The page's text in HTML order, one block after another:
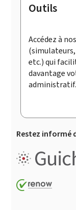
Pied
page
Outils
Accédez à
etc.) qui
davantage
administratif.
Restez informé